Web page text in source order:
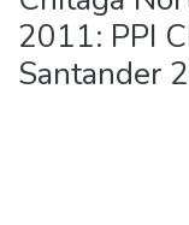
2011: PPI
Santander